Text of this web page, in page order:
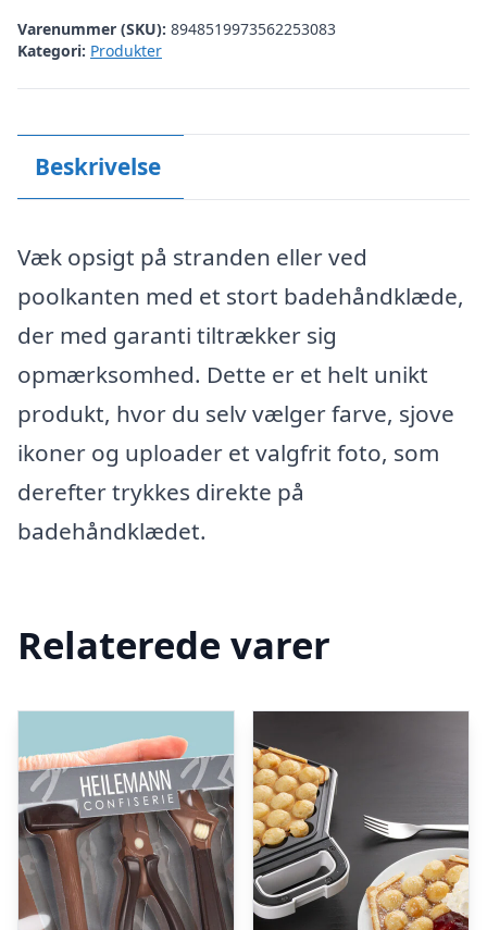
Varenummer (SKU): 8948519973562253083
Kategori: Produkter
Beskrivelse
Væk opsigt på stranden eller ved
poolkanten med et stort badehåndklæde,
der med garanti tiltrækker sig
opmærksomhed. Dette er et helt unikt
produkt, hvor du selv vælger farve, sjove
ikoner og uploader et valgfrit foto, som
derefter trykkes direkte på
badehåndklædet.
Relaterede varer